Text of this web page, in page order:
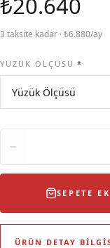
3 taksite kadar · ₺6.880/ay
YÜZÜK ÖLÇÜSÜ *
SEPETE
ÜRÜN DETAY